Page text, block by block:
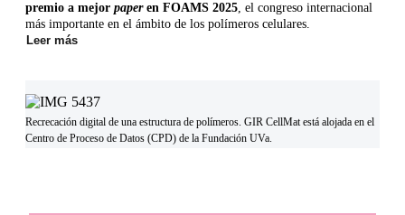
premio a mejor paperen FOAMS 2025, el congreso internacional
más importante en el ámbito de los polímeros celulares.
Leer más
Recrecación digital de una estructura de polímeros. GIR CellMat está alojada en el
Centro de Proceso de Datos (CPD) de la Fundación UVa.